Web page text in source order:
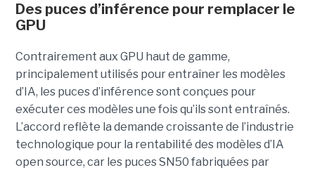
Des puces d’inférence pour remplacer le
GPU
Contrairement aux GPU haut de gamme,
principalement utilisés pour entraîner les modèles
d’IA, les puces d’inférence sont conçues pour
exécuter ces modèles une fois qu’ils sont entraînés.
L’accord reflète la demande croissante de l’industrie
technologique pour la rentabilité des modèles d’IA
open source, car les puces SN50 fabriquées par